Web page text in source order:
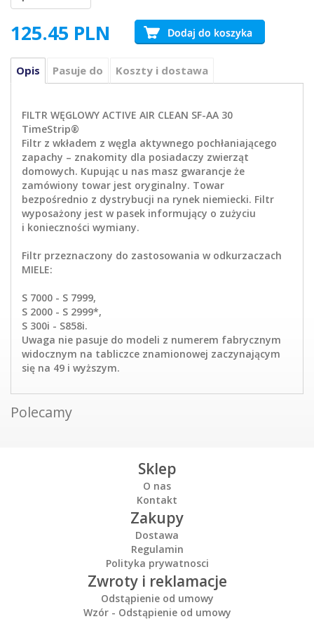
125.45 PLN
Opis Pasuje do Koszty i dostawa
FILTR WĘGLOWY ACTIVE AIR CLEAN SF-AA 30
TimeStrip®
Filtr z wkładem z węgla aktywnego pochłaniającego
zapachy – znakomity dla posiadaczy zwierząt
domowych. Kupując u nas masz gwarancje że
zamówiony towar jest oryginalny. Towar
bezpośrednio z dystrybucji na rynek niemiecki. Filtr
wyposażony jest w pasek informujący o zużyciu
i konieczności wymiany.
Filtr przeznaczony do zastosowania w odkurzaczach
MIELE:
S 7000 - S 7999,
S 2000 - S 2999*,
S 300i - S858i.
Uwaga nie pasuje do modeli z numerem fabrycznym
widocznym na tabliczce znamionowej zaczynającym
się na 49 i wyższym.
Polecamy
Sklep
O nas
Kontakt
Zakupy
Dostawa
Regulamin
Polityka prywatnosci
Zwroty i reklamacje
Odstąpienie od umowy
Wzór - Odstąpienie od umowy